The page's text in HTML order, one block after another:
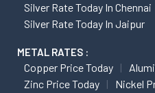
Silver Rate Today In Chennai
Silver Rate Today In Jaipur
METAL RATES :
Copper Price Today
Zinc Price Today
Nickel